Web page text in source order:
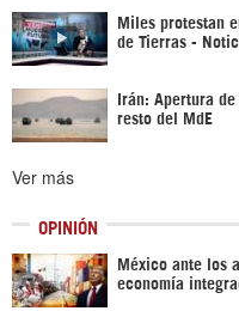
Miles protestan
de Tierras -
Irán: Apertura de
resto del MdE
Ver más
OPINIÓN
México ante los
economía